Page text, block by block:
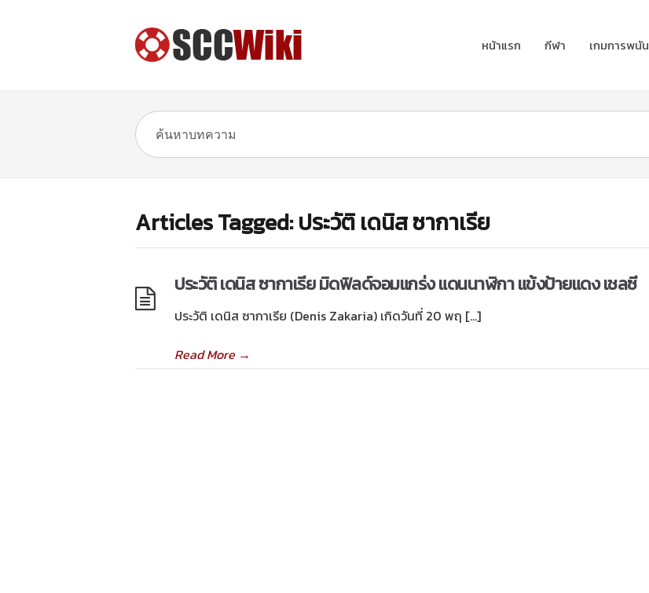
หน้าแรก กีฬา เกมการพนัน
Articles Tagged: ประวัติ เดนิส ซากาเรีย
ประวัติ เดนิส ซากาเรีย มิดฟิลด์จอมแกร่ง แดนนาฬิกา แข้งป้ายแดง เชลซี
ประวัติ เดนิส ซากาเรีย (Denis Zakaria) เกิดวันที่ 20 พฤ […]
Read More→